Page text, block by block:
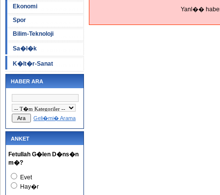
Ekonomi
Spor
Bilim-Teknoloji
Sa�l�k
K�lt�r-Sanat
HABER ARA
Geli�mi� Arama
ANKET
Fetullah G�len D�ns�n
m�?
Evet
Hay�r
Yanl��